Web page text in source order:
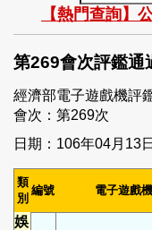
檢
索
【熱門查詢】
第269會次評鑑通
經濟部電子遊戲機評
會次：第269次
日期：106年04月13日
類
別
編號 電子遊戲
娛